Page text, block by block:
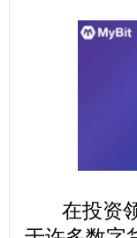
在投资领